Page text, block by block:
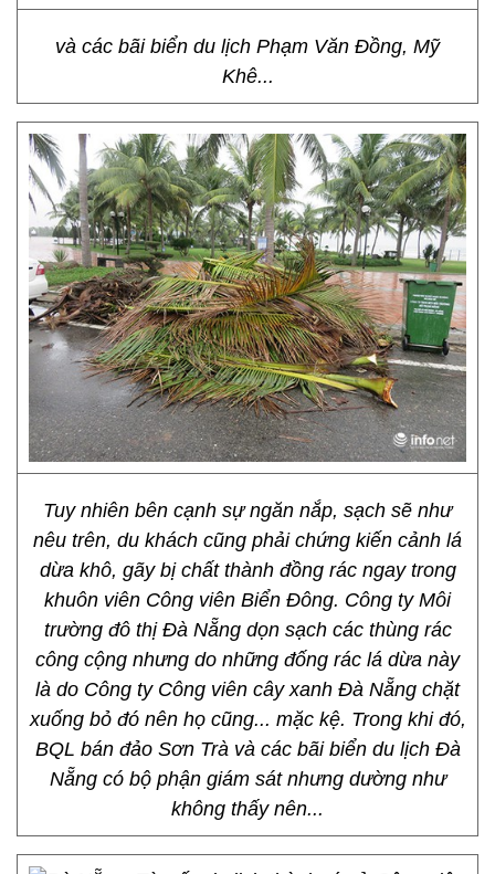
và các bãi biển du lịch Phạm Văn Đồng, Mỹ
Khê...
Tuy nhiên bên cạnh sự ngăn nắp, sạch sẽ như
nêu trên, du khách cũng phải chứng kiến cảnh lá
dừa khô, gãy bị chất thành đồng rác ngay trong
khuôn viên Công viên Biển Đông. Công ty Môi
trường đô thị Đà Nẵng dọn sạch các thùng rác
công cộng nhưng do những đống rác lá dừa này
là do Công ty Công viên cây xanh Đà Nẵng chặt
xuống bỏ đó nên họ cũng... mặc kệ. Trong khi đó,
BQL bán đảo Sơn Trà và các bãi biển du lịch Đà
Nẵng có bộ phận giám sát nhưng dường như
không thấy nên...